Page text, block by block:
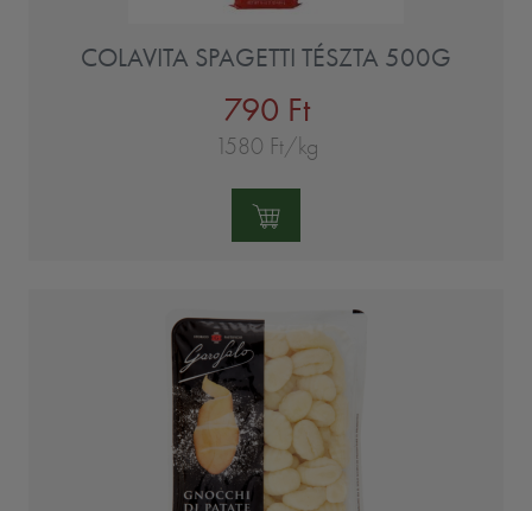
COLAVITA SPAGETTI TÉSZTA 500G
790 Ft
1580 Ft/kg
Mennyiség: